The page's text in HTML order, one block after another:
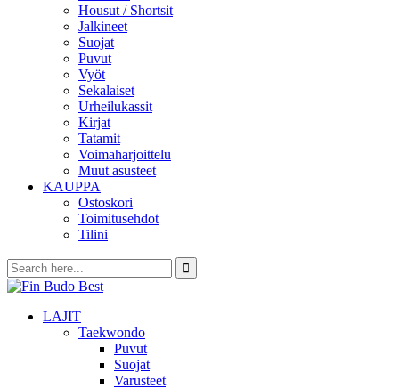
Housut / Shortsit
Jalkineet
Suojat
Puvut
Vyöt
Sekalaiset
Urheilukassit
Kirjat
Tatamit
Voimaharjoittelu
Muut asusteet
KAUPPA
Ostoskori
Toimitusehdot
Tilini
LAJIT
Taekwondo
Puvut
Suojat
Varusteet